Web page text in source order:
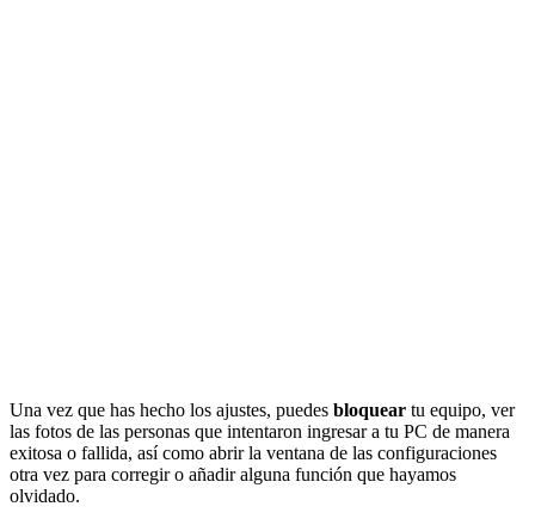
Una vez que has hecho los ajustes, puedes bloquear tu equipo, ver
las fotos de las personas que intentaron ingresar a tu PC de manera
exitosa o fallida, así como abrir la ventana de las configuraciones
otra vez para corregir o añadir alguna función que hayamos
olvidado.